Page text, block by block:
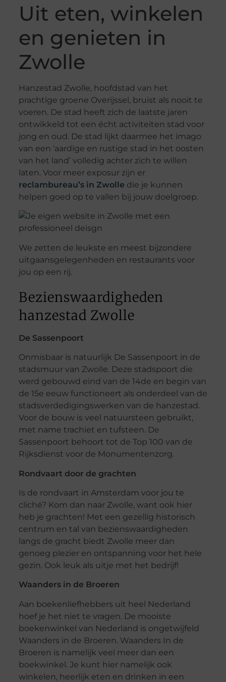
Uit eten, winkelen
en genieten in
Zwolle
Hanzestad Zwolle, hoofdstad van het
prachtige groene Overijssel, bruist als nooit te
voeren. De stad heeft zich de laatste jaren
ontwikkeld tot een écht activiteiten stad voor
jong en oud. De stad lijkt daarmee het imago
van een ‘aardige en rustige stad in het oosten
van het land’ volledig achter zich te willen
laten. Voor meer exposur zijn er
reclambureau’s in Zwolle die je kunnen
helpen goed op te vallen bij jouw doelgroep.
We zetten de leukste en meest bijzondere
uitgaansgelegenheden en restaurants voor
jou op een rij.
Bezienswaardigheden
hanzestad Zwolle
De Sassenpoort
Onmisbaar is natuurlijk De Sassenpoort in de
stadsmuur van Zwolle. Deze stadspoort die
werd gebouwd eind van de 14de en begin van
de 15e eeuw functioneert als onderdeel van de
stadsverdedigingswerken van de hanzestad.
Voor de bouw is veel natuursteen gebruikt,
met name trachiet en tufsteen. De
Sassenpoort behoort tot de Top 100 van de
Rijksdienst voor de Monumentenzorg.
Rondvaart door de grachten
Is de rondvaart in Amsterdam voor jou te
cliché? Kom dan naar Zwolle, want ook hier
heb je grachten! Met een gezellig historisch
centrum en tal van bezienswaardigheden
langs de gracht biedt Zwolle meer dan
genoeg plezier en ontspanning voor het hele
gezin. Ook leuk als uitje met het bedrijf!
Waanders in de Broeren
Aan boekenliefhebbers uit heel Nederland
hoef je het niet te vragen. De mooiste
boekenwinkel van Nederland is ongetwijfeld
Waanders in de Broeren. Waanders In de
Broeren is namelijk veel meer dan een
boekwinkel. Je kunt hier namelijk ook
winkelen, heerlijk eten en drinken in een